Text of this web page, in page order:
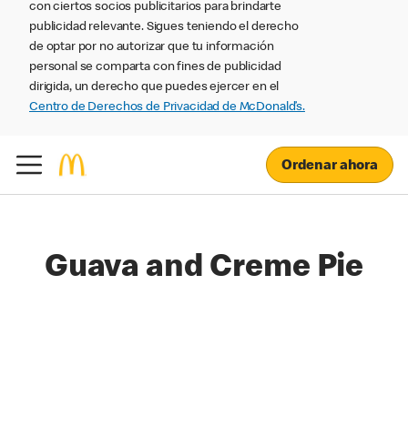
con ciertos socios publicitarios para brindarte
publicidad relevante. Sigues teniendo el derecho
de optar por no autorizar que tu información
personal se comparta con fines de publicidad
dirigida, un derecho que puedes ejercer en el
Centro de Derechos de Privacidad de McDonald’s.
Ordenar ahora
Guava and Creme Pie